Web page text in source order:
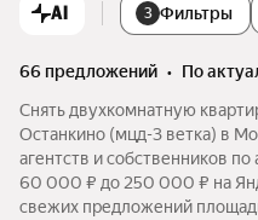
AI 3 Фильтры
66 предложений •
по
Снять двухкомнатную
Останкино (мцд-3 ветка) в
агентств и собственников
60 000 ₽ до 250 000 ₽ на
свежих предложений